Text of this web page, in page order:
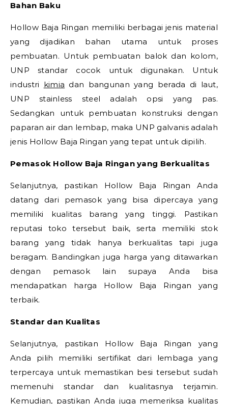
Bahan Baku
Hollow Baja Ringan memiliki berbagai jenis material
yang dijadikan bahan utama untuk proses
pembuatan. Untuk pembuatan balok dan kolom,
UNP standar cocok untuk digunakan. Untuk
industri kimia dan bangunan yang berada di laut,
UNP stainless steel adalah opsi yang pas.
Sedangkan untuk pembuatan konstruksi dengan
paparan air dan lembap, maka UNP galvanis adalah
jenis Hollow Baja Ringan yang tepat untuk dipilih.
Pemasok Hollow Baja Ringan yang Berkualitas
Selanjutnya, pastikan Hollow Baja Ringan Anda
datang dari pemasok yang bisa dipercaya yang
memiliki kualitas barang yang tinggi. Pastikan
reputasi toko tersebut baik, serta memiliki stok
barang yang tidak hanya berkualitas tapi juga
beragam. Bandingkan juga harga yang ditawarkan
dengan pemasok lain supaya Anda bisa
mendapatkan harga Hollow Baja Ringan yang
terbaik.
Standar dan Kualitas
Selanjutnya, pastikan Hollow Baja Ringan yang
Anda pilih memiliki sertifikat dari lembaga yang
terpercaya untuk memastikan besi tersebut sudah
memenuhi standar dan kualitasnya terjamin.
Kemudian, pastikan Anda juga memeriksa kualitas